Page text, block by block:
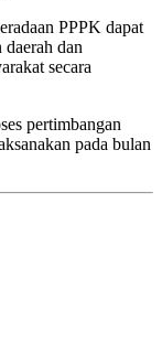
PPPK dapat
daerah dan
secara
pertimbangan
pada bulan